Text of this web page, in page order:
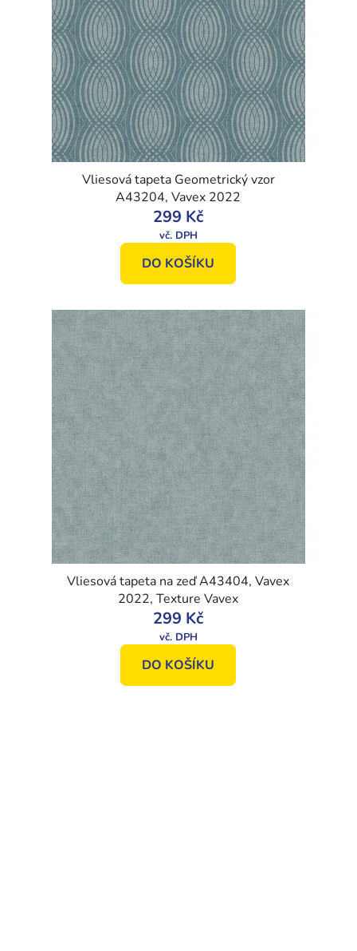
Vliesová tapeta Geometrický vzor
A43204, Vavex 2022
299 Kč
DO KOŠÍKU
Vliesová tapeta na zeď A43404, Vavex
2022, Texture Vavex
299 Kč
DO KOŠÍKU